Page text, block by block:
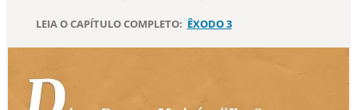
TEMAS
PERGUNTE À BÍBLIA
LEIA O CAPÍTULO COMPLETO: ÊXODO 3